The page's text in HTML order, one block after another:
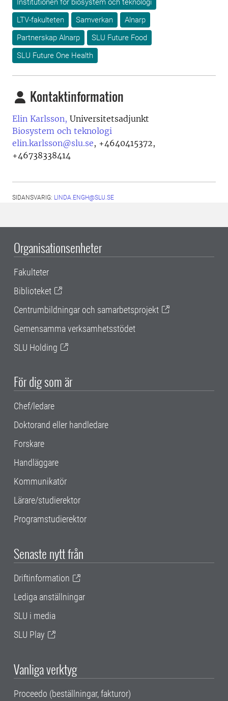
LTV-fakulteten
Samverkan
Alnarp
Partnerskap Alnarp
SLU Future Food
SLU Future One Health
Kontaktinformation
Elin Karlsson, Universitetsadjunkt
Biosystem och teknologi
elin.karlsson@slu.se, +4640415372,
+46738338414
SIDANSVARIG: LINDA.ENGH@SLU.SE
Organisationsenheter
Fakulteter
Biblioteket
Centrumbildningar och samarbetsprojekt
Gemensamma verksamhetsstödet
SLU Holding
För dig som är
Chef/ledare
Doktorand eller handledare
Forskare
Handläggare
Kommunikatör
Lärare/studierektor
Programstudierektor
Senaste nytt från
Driftinformation
Lediga anställningar
SLU i media
SLU Play
Vanliga verktyg
Proceedo (beställningar, fakturor)